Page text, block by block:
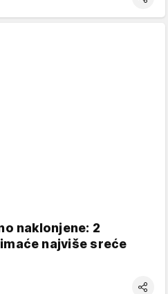
naklonjene: 2
najviše sreće